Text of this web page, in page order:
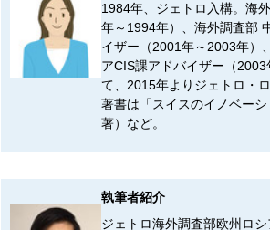
1984年、ジェトロ入構。海
年～1994年）、海外調査部
イザー（2001年～2003年）
アCIS課アドバイザー（
て、2015年よりジェトロ・
著書は「スイスのイノベー
著）など。
執筆者紹介
ジェトロ海外調査部欧州ロシ